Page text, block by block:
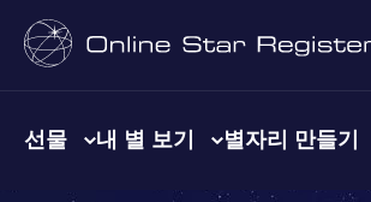
선물 내 별 보기 별자리 만들기